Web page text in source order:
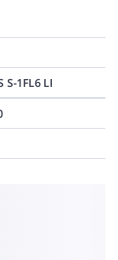
S-1FL6 LI